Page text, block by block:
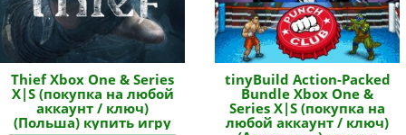
Thief Xbox One & Series
X|S (покупка на любой
аккаунт / ключ)
(Польша) купить игру
tinyBuild Action-Packed
Bundle Xbox One &
Series X|S (покупка на
любой аккаунт / ключ)